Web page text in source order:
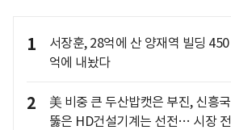
1
서장훈, 28억에 산 양재역 빌딩 450
억에 내놨다
2
美 비중 큰 두산밥캣은 부진, 신흥국
뚫은 HD건설기계는 선전… 시장 전